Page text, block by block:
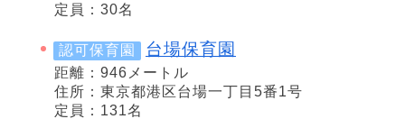
定員：30名
認可保育園 台場保育園
距離：946メートル
住所：東京都港区台場一丁目5番1号
定員：131名